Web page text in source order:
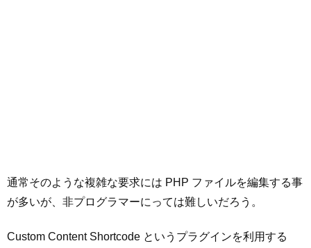
通常そのような複雑な要求には PHP ファイルを編集する事
が多いが、非プログラマーにっては難しいだろう。
Custom Content Shortcode というプラグインを利用する